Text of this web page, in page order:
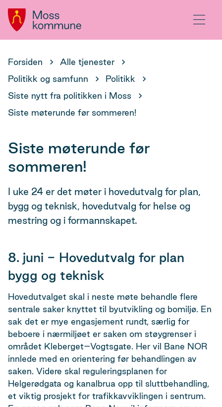
Hovedportal Meny
Du
her:
Forsiden
Alle tjenester
Politikk og samfunn
Politikk
Siste nytt fra politikken i Moss
Siste møterunde før sommeren!
Siste møterunde før
sommeren!
I uke 24 er det møter i hovedutvalg for plan,
bygg og teknisk, hovedutvalg for helse og
mestring og i formannskapet.
8. juni - Hovedutvalg for plan
bygg og teknisk
Hovedutvalget skal i neste møte behandle flere
sentrale saker knyttet til byutvikling og bomiljø. En
sak det er mye engasjement rundt, særlig for
beboere i nærmiljøet er saken om støygrenser i
området Kleberget–Vogtsgate. Her vil Bane NOR
innlede med en orientering før behandlingen av
saken. Videre skal reguleringsplanen for
Helgerødgata og kanalbrua opp til sluttbehandling,
et viktig prosjekt for trafikkavviklingen i sentrum.